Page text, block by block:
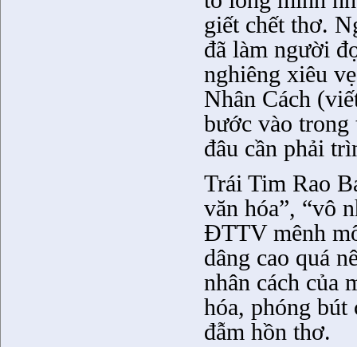
giết chết thơ.
đã làm người
nghiêng xiêu
Nhân Cách
bước vào trong
đâu cần phải
Trái Tim Rao
văn hóa”, “vô
ĐTTV mênh
dâng cao quá
nhân cách của
hóa, phóng
đẫm hồn thơ.